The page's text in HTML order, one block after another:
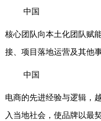
中国
核心团队向本土化团队赋
接、项目落地运营及其他
中国
电商的先进经验与逻辑，
入当地社会，使品牌以最